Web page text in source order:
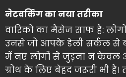
नेटवर्किंग का नया तरीका
वारिको का मैसेज साफ है:
उनसे जो आपके डेली सर्कल से
में नए लोगों से जुड़ना न केवल
ग्रोथ के लिए बेहद जरूरी भी है।